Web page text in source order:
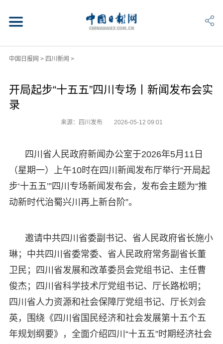
中国日报网 > 四川新闻 >
开局起步“十五五”四川专场丨新闻发布会实
录
来源：四川发布 2026-05-12 09:01
四川省人民政府新闻办公室于2026年5月11日
（星期一）上午10时在四川新闻发布厅举行“开局起
步‘十五五’”四川专场新闻发布会，发布会主题为“推
动新时代治蜀兴川再上新台阶”。
邀请中共四川省委副书记、省人民政府省长施小
琳；中共四川省委常委、省人民政府常务副省长董
卫民；四川省发展和改革委员会党组书记、主任曹
俊杰；四川省科学技术厅党组书记、厅长路松明；
四川省人力资源和社会保障厅党组书记、厅长刘会
英，围绕《四川省国民经济和社会发展第十五个五
年规划纲要》，全面介绍四川“十五五”时期经济社会